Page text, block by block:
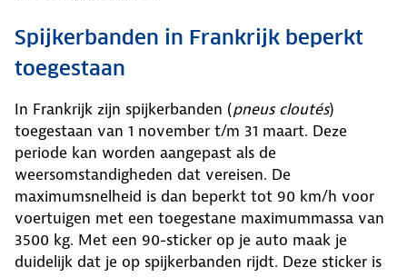
Spijkerbanden in Frankrijk beperkt
toegestaan
In Frankrijk zijn spijkerbanden (pneus cloutés)
toegestaan van 1 november t/m 31 maart. Deze
periode kan worden aangepast als de
weersomstandigheden dat vereisen. De
maximumsnelheid is dan beperkt tot 90 km/h voor
voertuigen met een toegestane maximummassa van
3500 kg. Met een 90-sticker op je auto maak je
duidelijk dat je op spijkerbanden rijdt. Deze sticker is